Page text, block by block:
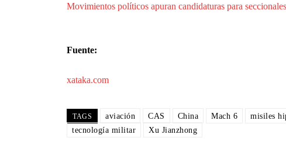
Movimientos políticos apuran candidaturas para
Fuente:
xataka.com
TAGS aviación CAS China Mach 6 misiles
tecnología militar
Xu Jianzhong